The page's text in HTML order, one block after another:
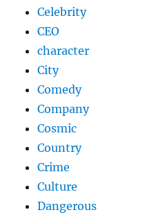
Celebrity
CEO
character
City
Comedy
Company
Cosmic
Country
Crime
Culture
Dangerous